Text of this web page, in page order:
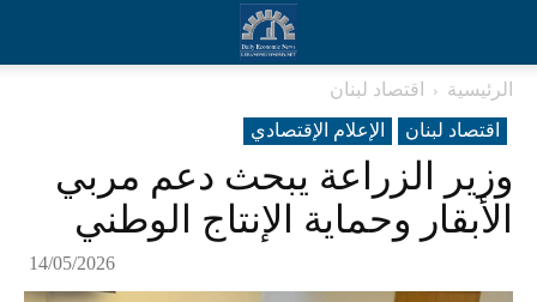
الرئيسية
اقتصاد لبنان
اقتصاد لبنان
الإعلام الإقتصادي
وزير الزراعة يبحث دعم مربي
الأبقار وحماية الإنتاج الوطني
14/05/2026